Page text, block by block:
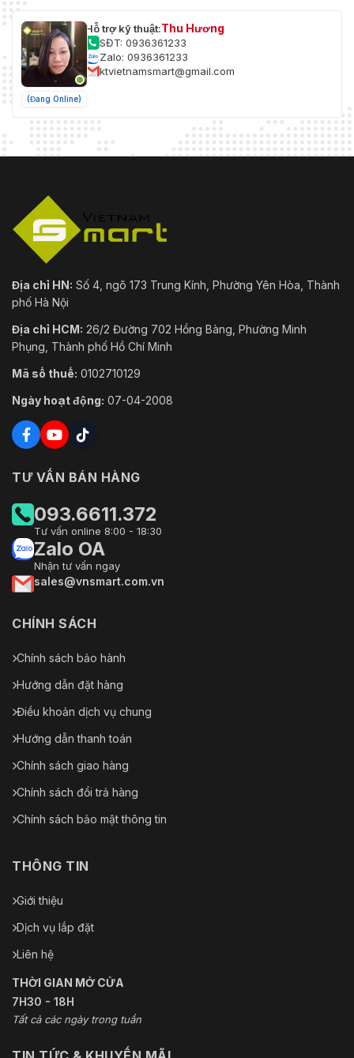
(Đang Online)
Hỗ trợ kỹ thuật:Thu Hương
SĐT: 0936361233
Zalo: 0936361233
ktvietnamsmart@gmail.com
Địa chỉ HN: Số 4, ngõ 173 Trung Kính, Phường Yên Hòa, Thành
phố Hà Nội
Địa chỉ HCM: 26/2 Đường 702 Hồng Bàng, Phường Minh
Phụng, Thành phố Hồ Chí Minh
Mã số thuế: 0102710129
Ngày hoạt động: 07-04-2008
TƯ VẤN BÁN HÀNG
093.6611.372
Tư vấn online 8:00 - 18:30
Zalo OA
Nhận tư vấn ngay
sales@vnsmart.com.vn
CHÍNH SÁCH
Chính sách bảo hành
Hướng dẫn đặt hàng
Điều khoản dịch vụ chung
Hướng dẫn thanh toán
Chính sách giao hàng
Chính sách đổi trả hàng
Chính sách bảo mật thông tin
THÔNG TIN
Giới thiệu
Dịch vụ lắp đặt
Liên hệ
THỜI GIAN MỞ CỬA
7H30 - 18H
Tất cả các ngày trong tuần